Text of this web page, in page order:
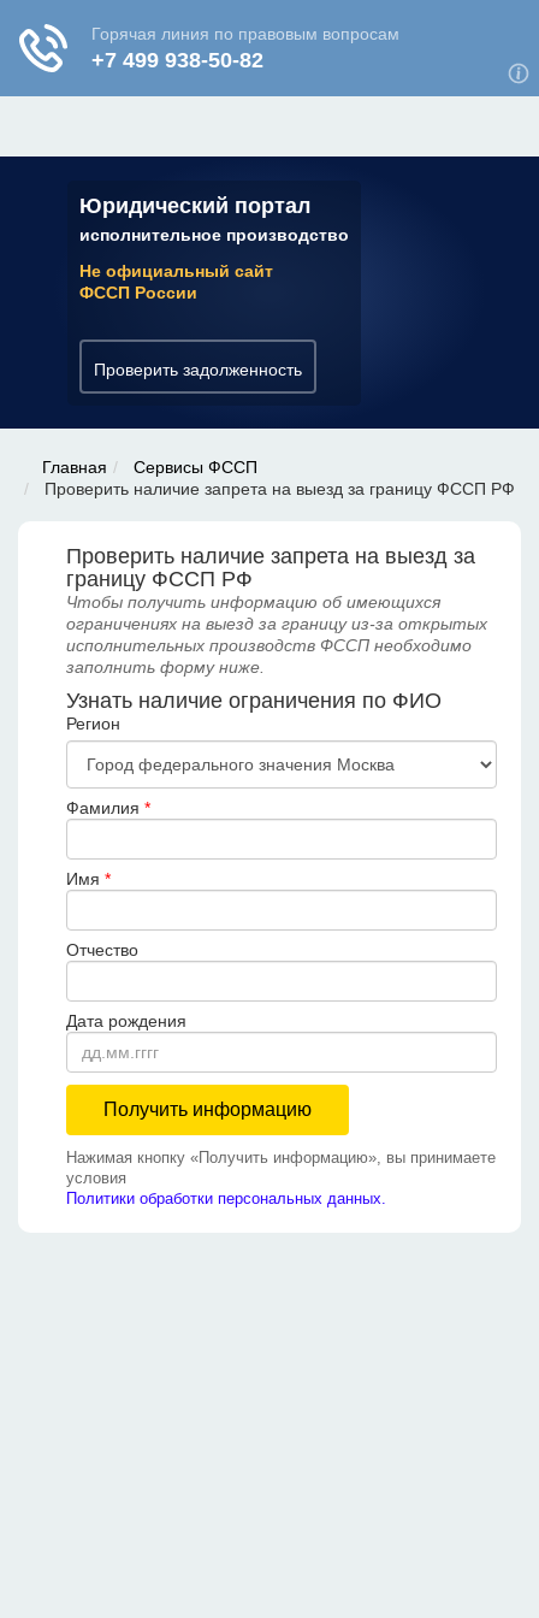
Юридический портал
исполнительное производство
Не официальный сайт
ФССП России
Проверить задолженность
✆ 7 (800) 350-22-64
Главная
Сервисы ФССП
Проверить наличие запрета на выезд за границу ФССП РФ
Проверить наличие запрета на выезд за
границу ФССП РФ
Чтобы получить информацию об имеющихся
ограничениях на выезд за границу из-за открытых
исполнительных производств ФССП необходимо
заполнить форму ниже.
Узнать наличие ограничения по ФИО
Регион
Фамилия *
Имя *
Отчество
Дата рождения
Нажимая кнопку «Получить информацию», вы принимаете
условия
Политики обработки персональных данных.